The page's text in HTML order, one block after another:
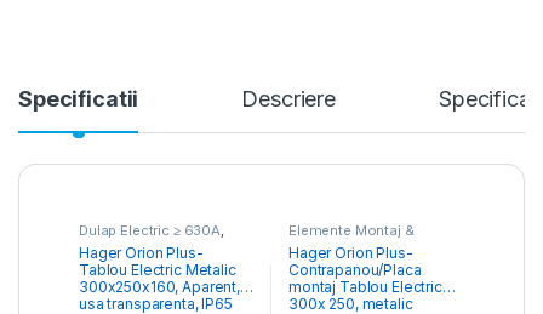
Specificatii Descriere
Dulap Electric ≥ 630A,
Tablouri Electrice
Comercial & Industrial
Hager Orion Plus-
Tablou Electric Metalic
300x250x160, Aparent, 1
usa transparenta, IP65
Elemente Montaj &
Structură- Tablou Electric
Tablouri Cofrete &
Dulapuri Electrice
Hager Orion Plus-
Contrapanou/Placa
montaj Tablou Electric
300x 250, metalic